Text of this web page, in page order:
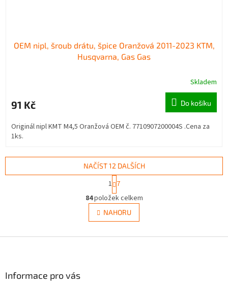
OEM nipl, šroub drátu, špice Oranžová 2011-2023 KTM,
Husqvarna, Gas Gas
Skladem
91 Kč Do košíku
Originál nipl KMT M4,5 Oranžová OEM č. 7710907200004S .Cena za
1ks.
O
v
l
á
NAČÍST 12 DALŠÍCH
S
t
r
á
n
k
v
1 7
84položek celkem
NAHORU
Informace pro vás